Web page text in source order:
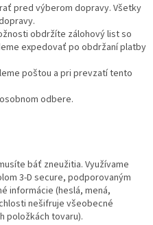
pred výberom dopravy. Všetky
obdržíte zálohový list so
expedovať po obdržaní platby
poštou a pri prevzatí tento
odbere.
báť zneužitia. Využívame
3-D secure, podporovaným
informácie (heslá, mená,
nešifruje všeobecné
položkách tovaru).